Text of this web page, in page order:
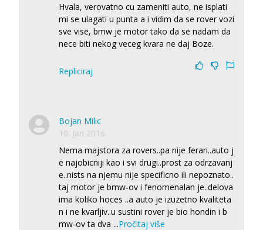
Hvala, verovatno cu zameniti auto, ne isplati
mi se ulagati u punta a i vidim da se rover vozi
sve vise, bmw je motor tako da se nadam da
nece biti nekog veceg kvara ne daj Boze.
Repliciraj
Bojan Milic
10. Jan 2016.
Nema majstora za rovers..pa nije ferari..auto j
e najobicniji kao i svi drugi..prost za odrzavanj
e..nists na njemu nije specificno ili nepoznato..
taj motor je bmw-ov i fenomenalan je..delova
ima koliko hoces ..a auto je izuzetno kvaliteta
n i ne kvarljiv..u sustini rover je bio hondin i b
mw-ov ta dva ...Pročitaj više